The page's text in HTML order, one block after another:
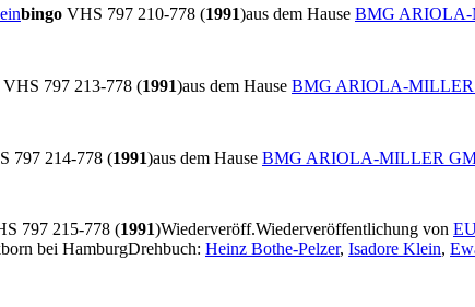
bingo VHS 797 210-778 (1991)aus dem Hause BMG
VHS 797 213-778 (1991)aus dem Hause BMG ARIOLA-
797 214-778 (1991)aus dem Hause BMG ARIOLA-MILLER
797 215-778 (1991)Wiederveröff.Wiederveröffentlichung von
bei HamburgDrehbuch: Heinz Bothe-Pelzer, Isadore Klein,